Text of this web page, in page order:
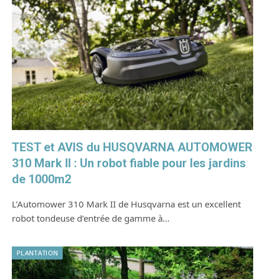
TEST et AVIS du HUSQVARNA AUTOMOWER
310 Mark II : Un robot fiable pour les jardins
de 1000m2
L’Automower 310 Mark II de Husqvarna est un excellent
robot tondeuse d’entrée de gamme à…
PLANTATION